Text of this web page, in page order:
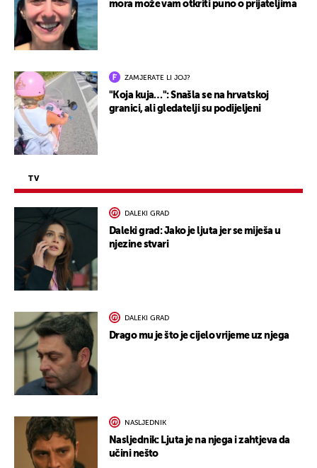
mora može vam otkriti puno o prijateljima
ZAMJERATE LI JOJ?
"Koja kuja…": Snašla se na hrvatskoj
granici, ali gledatelji su podijeljeni
TV
DALEKI GRAD
Daleki grad: Jako je ljuta jer se miješa u
njezine stvari
DALEKI GRAD
Drago mu je što je cijelo vrijeme uz njega
NASLJEDNIK
Nasljednik: Ljuta je na njega i zahtjeva da
učini nešto